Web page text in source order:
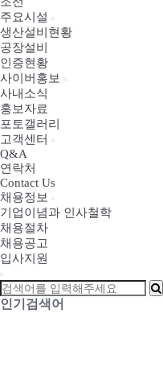
주요시설
생산설비현황
공장설비
인증현황
사이버홍보
사내소식
홍보자료
포토갤러리
고객센터
Q&A
연락처
Contact Us
채용정보
기업이념과 인사철학
채용절차
채용공고
입사지원
인기검색어